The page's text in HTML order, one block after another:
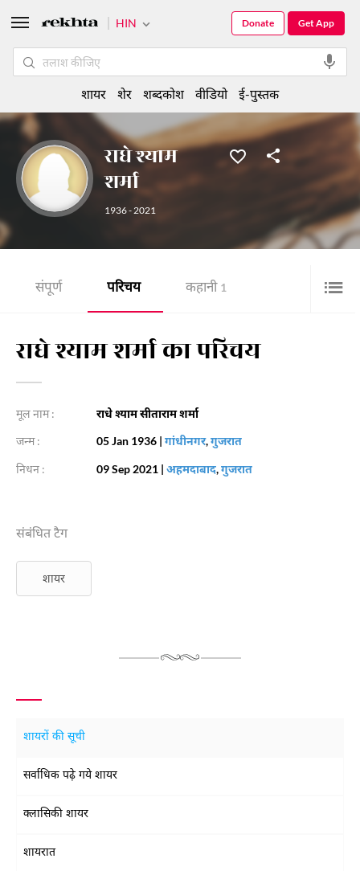
राधे श्याम
शर्मा
1936 - 2021
संपूर्ण परिचय कहानी 1
राधे श्याम शर्मा का परिचय
मूल नाम : राधे श्याम सीताराम शर्मा
जन्म : 05 Jan 1936 | गांधीनगर,गुजरात
निधन : 09 Sep 2021 | अहमदाबाद,गुजरात
संबंधित टैग
शायर
शायरों की सूची
सर्वाधिक पढ़े गये शायर
क्लासिकी शायर
शायरात
HIN Get App
Donate
शायर शेर शब्दकोश वीडियो ई-पुस्तक